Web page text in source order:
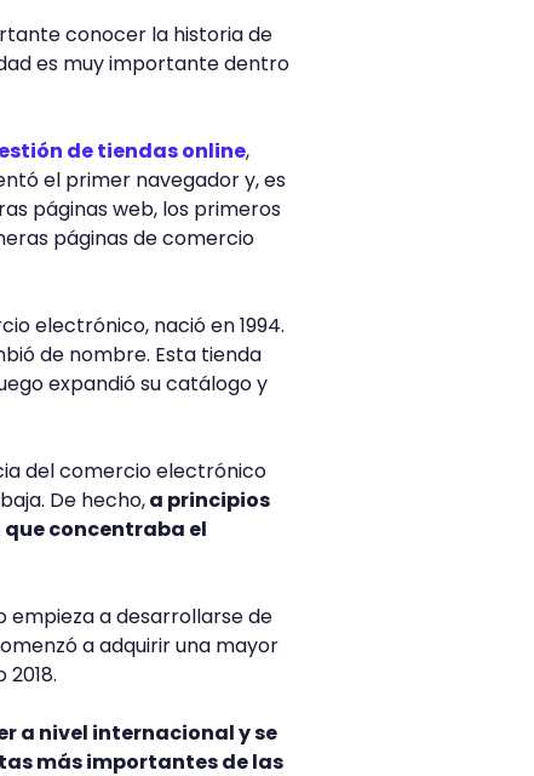
conocer la historia de
es muy importante dentro
de tiendas online,
el primer navegador y, es
páginas web, los primeros
páginas de comercio
electrónico, nació en 1994.
de nombre. Esta tienda
expandió su catálogo y
del comercio electrónico
De hecho,a principios
concentraba el
empieza a desarrollarse de
a adquirir una mayor
a nivel internacional y se
más importantes de las